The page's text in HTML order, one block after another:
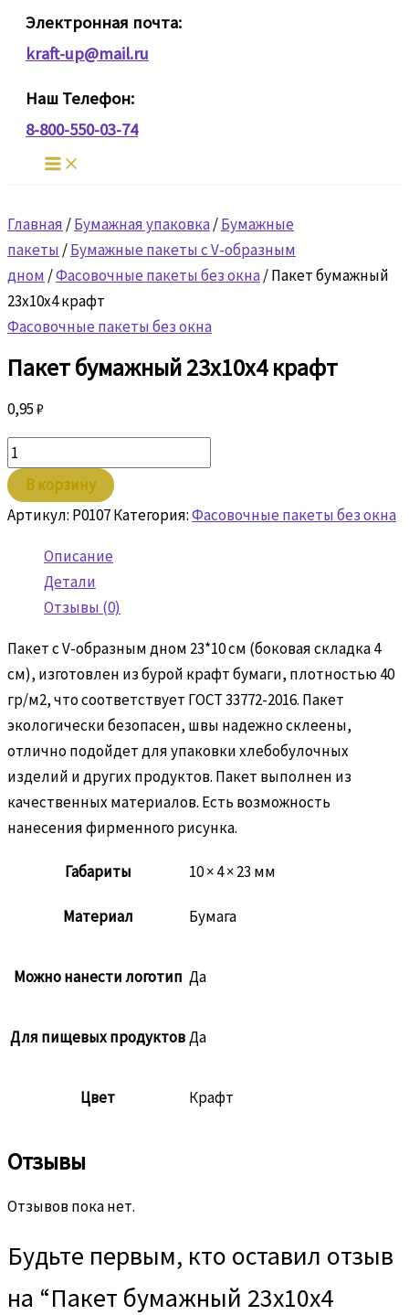
Перейти
Электронная почта:
kraft-up@mail.ru
Наш Телефон:
8-800-550-03-74
Главная /Бумажная упаковка/Бумажные
пакеты /Бумажные пакеты с V-образным
дном /Фасовочные пакеты без окна/ Пакет бумажный
23х10х4 крафт
Фасовочные пакеты без окна
Пакет бумажный 23х10х4 крафт
0,95₽
Количество
товара
Пакет
бумажный
23х10х4
крафт
В корзину
Артикул: P0107Категория:Фасовочные пакеты без окна
Описание
Детали
Отзывы (0)
Пакет с V-образным дном 23*10 см (боковая складка 4
см), изготовлен из бурой крафт бумаги, плотностью 40
гр/м2, что соответствует ГОСТ 33772-2016. Пакет
экологически безопасен, швы надежно склеены,
отлично подойдет для упаковки хлебобулочных
изделий и других продуктов. Пакет выполнен из
качественных материалов. Есть возможность
нанесения фирменного рисунка.
Габариты 10 × 4 × 23 мм
Материал Бумага
Можно нанести логотип Да
Для пищевых продуктовДа
Цвет Крафт
Отзывы
Отзывов пока нет.
Будьте первым, кто оставил отзыв
на “Пакет бумажный 23х10х4